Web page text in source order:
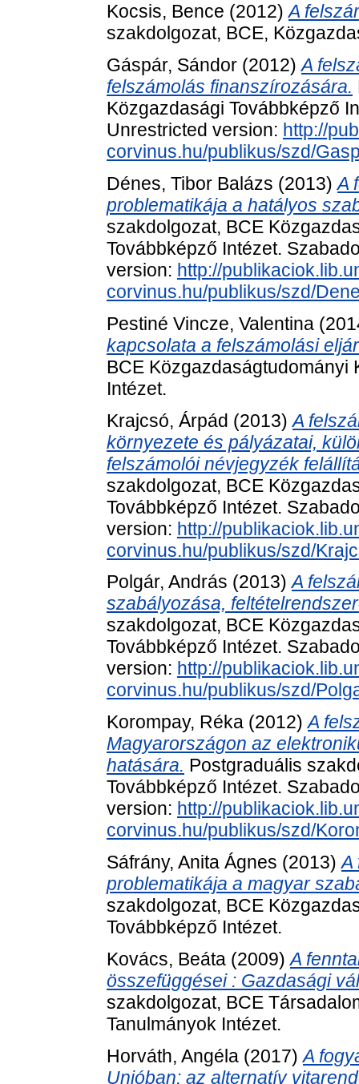
Kocsis, Bence (2012)A
szakdolgozat, BCE,
Gáspár, Sándor (2012)A
felszámolás finanszírozására.
Közgazdasági Továbbképző
Unrestricted version: http://
corvinus.hu/publikus/szd/
Dénes, Tibor Balázs (2013)A
problematikája a hatályos
szakdolgozat, BCE
Továbbképző Intézet.
version: http://
corvinus.hu/publikus/szd/
Pestiné Vincze, Valentina
kapcsolata a felszámolási
BCE Közgazdaságtudományi
Intézet.
Krajcsó, Árpád (2013)A
környezete és pályázatai,
felszámolói névjegyzék
szakdolgozat, BCE
Továbbképző Intézet.
version: http://
corvinus.hu/publikus/szd/
Polgár, András (2013)A
szabályozása,
szakdolgozat, BCE
Továbbképző Intézet.
version: http://
corvinus.hu/publikus/szd/
Korompay, Réka (2012)A
Magyarországon az
hatására. Postgraduális
Továbbképző Intézet.
version: http://
corvinus.hu/publikus/szd/
Sáfrány, Anita Ágnes (2013)A
problematikája a magyar
szakdolgozat, BCE
Továbbképző Intézet.
Kovács, Beáta (2009)A
összefüggései : Gazdasági
szakdolgozat, BCE
Tanulmányok Intézet.
Horváth, Angéla (2017)A
Unióban: az alternatív